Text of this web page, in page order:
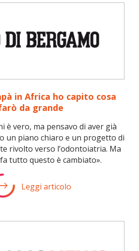
in Africa ho capito cosa
da grande
è vero, ma pensavo di aver già
un piano chiaro e un progetto di
rivolto verso l’odontoiatria. Ma
tutto questo è cambiato».
Leggi articolo